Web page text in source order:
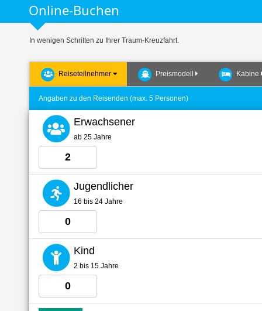
Online-Buchen
In wenigen Schritten zu Ihrer Traum-Kreuzfahrt.
Reiseteilnehmer Preismodell Kabine
Angaben zu den Reisenden (max. 5 Personen)
Erwachsener
ab 25 Jahre
Jugendlicher
16 bis 24 Jahre
Kind
2 bis 15 Jahre